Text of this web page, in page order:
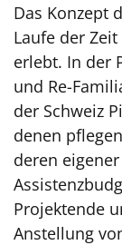
Das Konzept
Laufe der
erlebt. In der
und Re-
der Schweiz
denen
deren
Projektende
Anstellung